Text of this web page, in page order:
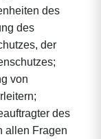
des
des
der
von
des
allen Fragen